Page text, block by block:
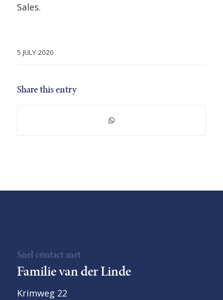
Sales.
5 JULY 2020
Share this entry
Snel contact met
Familie van der Linde
Krimweg 22